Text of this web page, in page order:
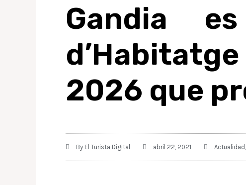
Gandia
2026 que
By El Turista Digital abril 22, 2021 Actualidad